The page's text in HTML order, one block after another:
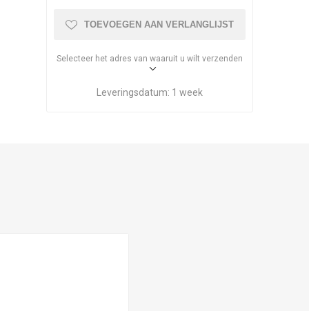
TOEVOEGEN AAN VERLANGLIJST
Selecteer het adres van waaruit u wilt verzenden
Leveringsdatum: 1 week